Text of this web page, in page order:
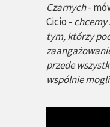
Czarnych-
Cicio - chcemy
tym, którzy
przede
wspólnie